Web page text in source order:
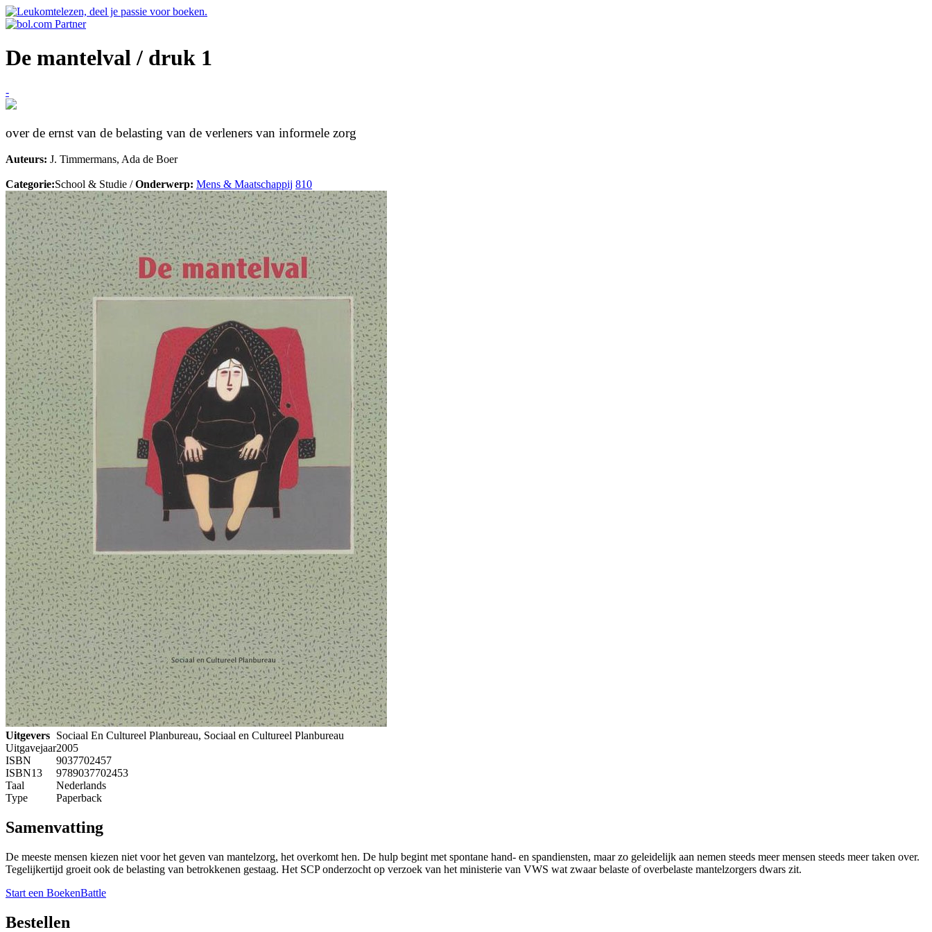
De mantelval / druk 1
-
over de ernst van de belasting van de verleners van informele zorg
Auteurs: J. Timmermans, Ada de Boer
Categorie:School & Studie /Onderwerp: Mens & Maatschappij 810
Uitgevers Sociaal En Cultureel Planbureau, Sociaal en Cultureel Planbureau
Uitgavejaar2005
ISBN
9037702457
ISBN13
9789037702453
Taal
Nederlands
Type
Paperback
Samenvatting
De meeste mensen kiezen niet voor het geven van mantelzorg, het overkomt hen. De hulp begint met spontane hand- en spandiensten, maar zo geleidelijk aan nemen steeds meer mensen steeds meer taken over.
Tegelijkertijd groeit ook de belasting van betrokkenen gestaag. Het SCP onderzocht op verzoek van het ministerie van VWS wat zwaar belaste of overbelaste mantelzorgers dwars zit.
Start een BoekenBattle
Bestellen